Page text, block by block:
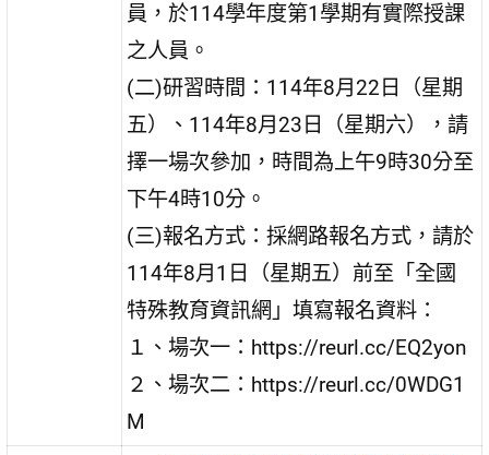
員，於114學年度第1學期有實際授課
之人員。
(二)研習時間：114年8月22日（星期
五）、114年8月23日（星期六），請
擇一場次參加，時間為上午9時30分至
下午4時10分。
(三)報名方式：採網路報名方式，請於
114年8月1日（星期五）前至「全國
特殊教育資訊網」填寫報名資料：
１、場次一：https://reurl.cc/EQ2yon
２、場次二：https://reurl.cc/0WDG1
M